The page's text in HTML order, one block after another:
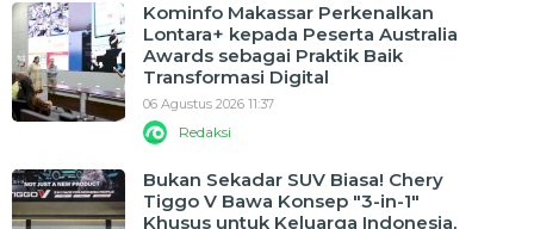
Kominfo Makassar Perkenalkan
Lontara+ kepada Peserta Australia
Awards sebagai Praktik Baik
Transformasi Digital
06 Agustus 2026 11:37
Redaksi
Bukan Sekadar SUV Biasa! Chery
Tiggo V Bawa Konsep "3-in-1"
Khusus untuk Keluarga Indonesia,